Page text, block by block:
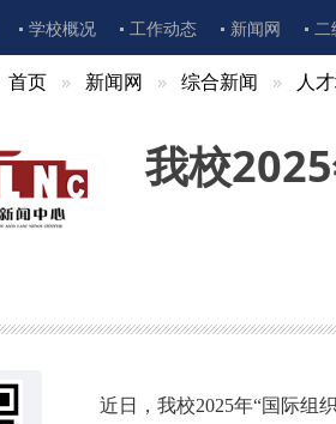
学校概况 工作动态 新闻网 二
首页 新闻网 综合新闻 人
我校
近日，我校2025年“国际组